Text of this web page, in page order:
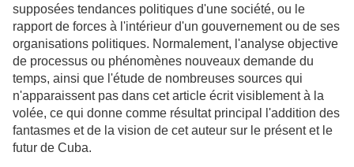
supposées tendances politiques d'une société, ou le
rapport de forces à l'intérieur d'un gouvernement ou de ses
organisations politiques. Normalement, l'analyse objective
de processus ou phénomènes nouveaux demande du
temps, ainsi que l'étude de nombreuses sources qui
n'apparaissent pas dans cet article écrit visiblement à la
volée, ce qui donne comme résultat principal l'addition des
fantasmes et de la vision de cet auteur sur le présent et le
futur de Cuba.